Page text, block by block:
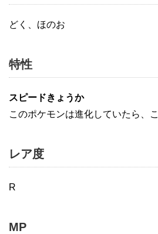
どく、ほのお
特性
スピードきょうか
このポケモンは進化していたら、
レア度
R
MP